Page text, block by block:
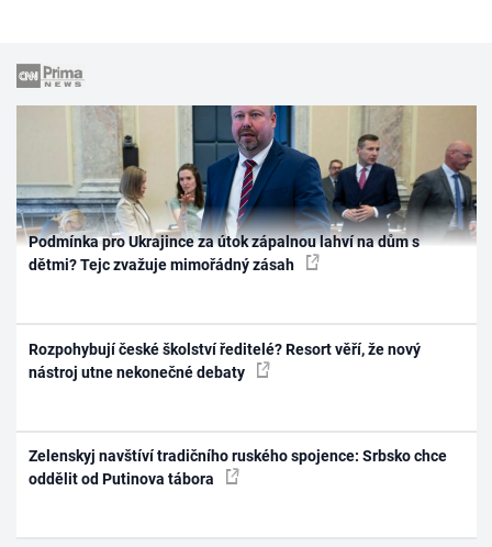
Podmínka pro Ukrajince za útok zápalnou lahví na dům s
dětmi? Tejc zvažuje mimořádný zásah
Rozpohybují české školství ředitelé? Resort věří, že nový
nástroj utne nekonečné debaty
Zelenskyj navštíví tradičního ruského spojence: Srbsko chce
oddělit od Putinova tábora